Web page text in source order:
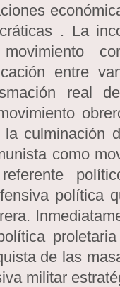
. La
entre
real
culminación
como
política
de las
militar